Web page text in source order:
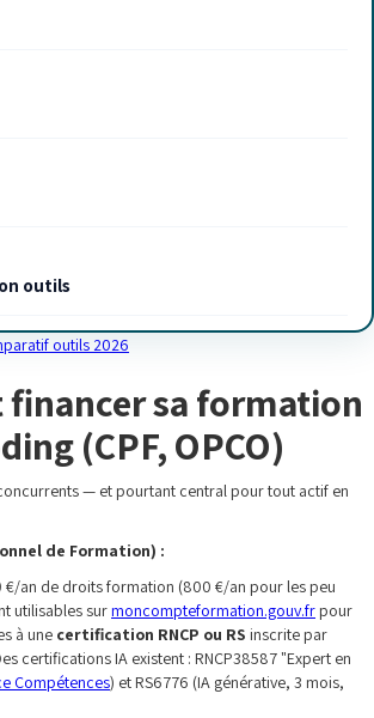
outils
outils 2026
sa formation
(CPF, OPCO)
— et pourtant central pour tout actif en
de Formation) :
€/an de droits formation (800 €/an pour les peu
utilisables surmoncompteformation.gouv.fr pour
à une certification RNCP ou RS inscrite par
certifications IA existent : RNCP38587 "Expert en
Compétences) et RS6776 (IA générative, 3 mois,